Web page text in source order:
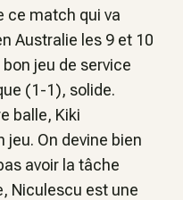
ce match qui va
Australie les 9 et 10
jeu de service
(1-1), solide.
balle, Kiki
jeu. On devine bien
avoir la tâche
Niculescu est une